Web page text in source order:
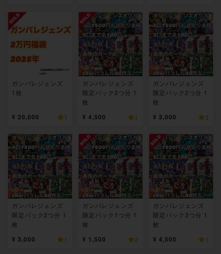
ガンバレジェンズ
1枚
¥ 20,000 1
ガンバレジェンズ
限定パック3つ分 1
枚
¥ 4,500 1
ガンバレジェンズ
限定パック2つ分 1
枚
¥ 3,000 3
ガンバレジェンズ
限定パック2つ分 1
枚
¥ 3,000 1
ガンバレジェンズ
限定パック1つ分 1
枚
¥ 1,500 2
ガンバレジェンズ
限定パック3つ分 1
枚
¥ 4,500 1